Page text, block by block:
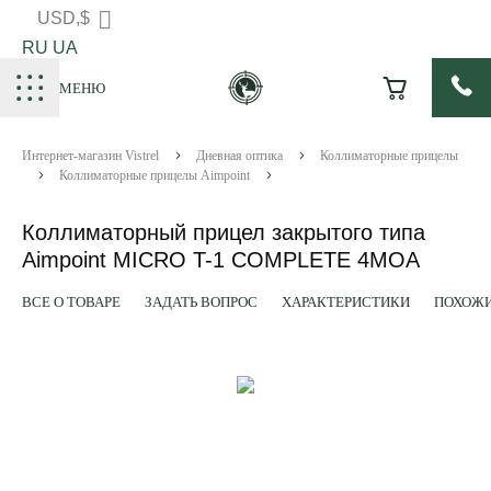
USD,$
RU UA
МЕНЮ
Интернет-магазин Vistrel Дневная оптика
Коллиматорные прицелы
Коллиматорные прицелы Aimpoint
Коллиматорный прицел закрытого типа
Aimpoint MICRO T-1 COMPLETE 4MOA
ВСЕ О ТОВАРЕ ЗАДАТЬ ВОПРОС ХАРАКТЕРИСТИКИ